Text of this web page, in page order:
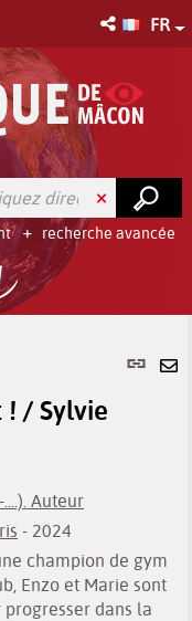
FR
recherche avancée
Lien
! / Sylvie
Auteur
- 2024
champion de gym
Enzo et Marie sont
dans la